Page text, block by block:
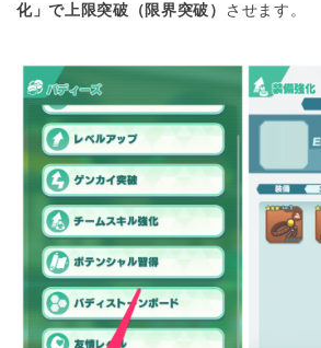
化」で上限突破（限界突破）
させます。